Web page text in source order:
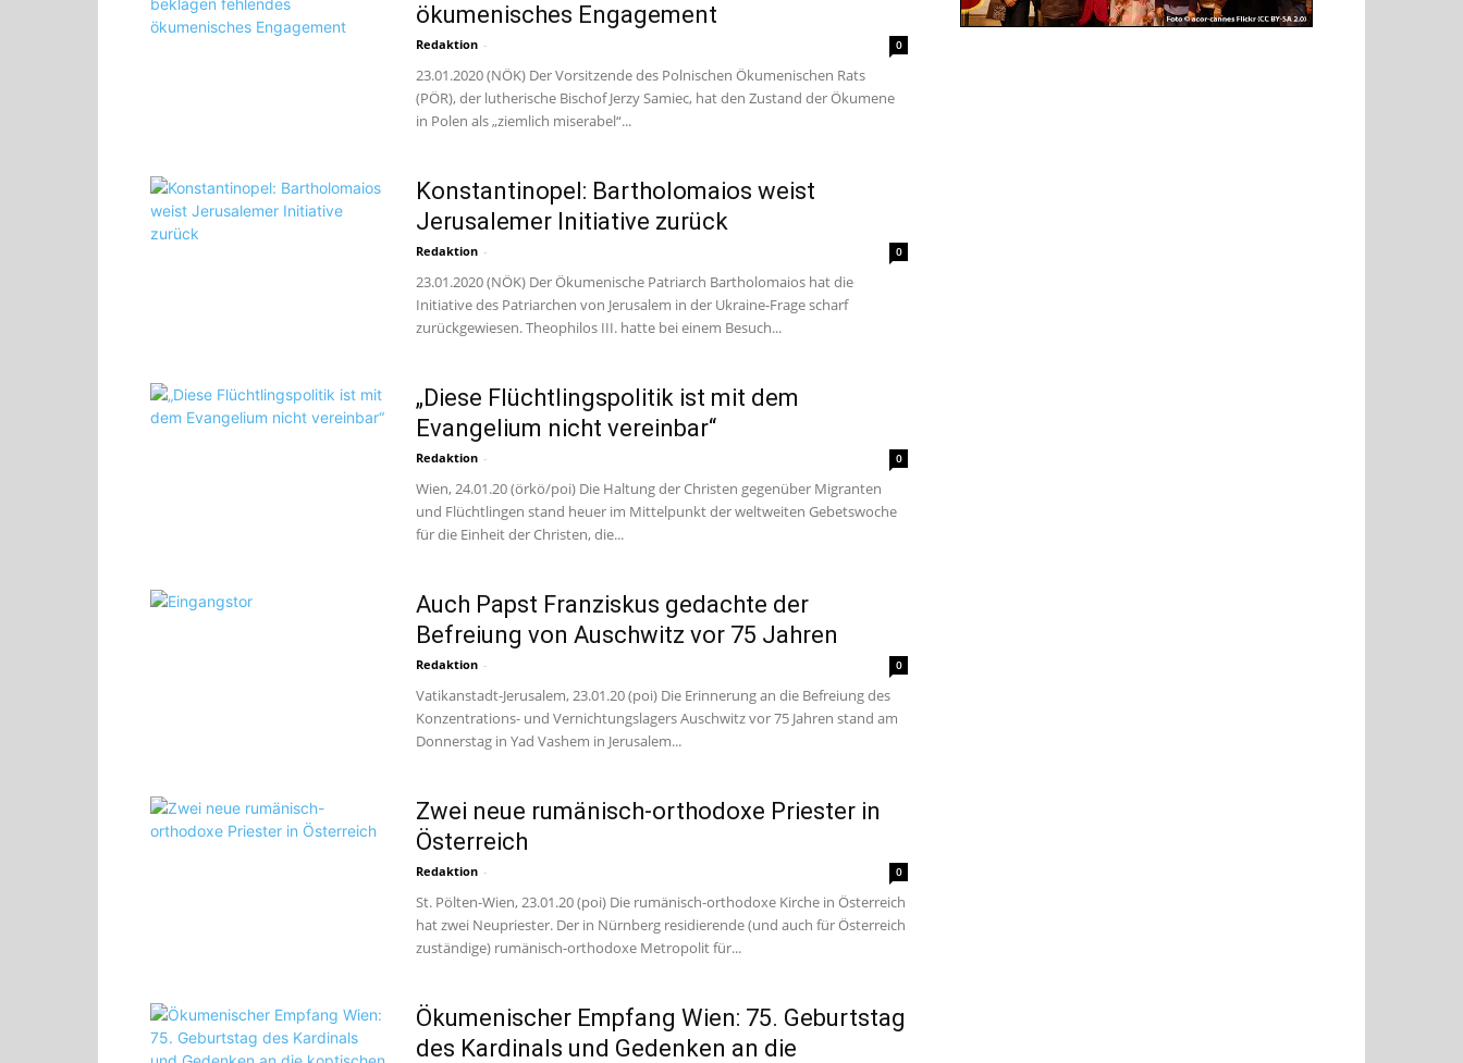
ökumenisches Engagement
Redaktion - 0
23.01.2020 (NÖK) Der Vorsitzende des Polnischen Ökumenischen Rats
(PÖR), der lutherische Bischof Jerzy Samiec, hat den Zustand der Ökumene
in Polen als „ziemlich miserabel“...
Konstantinopel: Bartholomaios weist
Jerusalemer Initiative zurück
Redaktion - 0
23.01.2020 (NÖK) Der Ökumenische Patriarch Bartholomaios hat die
Initiative des Patriarchen von Jerusalem in der Ukraine-Frage scharf
zurückgewiesen. Theophilos III. hatte bei einem Besuch...
„Diese Flüchtlingspolitik ist mit dem
Evangelium nicht vereinbar“
Redaktion - 0
Wien, 24.01.20 (örkö/poi) Die Haltung der Christen gegenüber Migranten
und Flüchtlingen stand heuer im Mittelpunkt der weltweiten Gebetswoche
für die Einheit der Christen, die...
Auch Papst Franziskus gedachte der
Befreiung von Auschwitz vor 75 Jahren
Redaktion - 0
Vatikanstadt-Jerusalem, 23.01.20 (poi) Die Erinnerung an die Befreiung des
Konzentrations- und Vernichtungslagers Auschwitz vor 75 Jahren stand am
Donnerstag in Yad Vashem in Jerusalem...
Zwei neue rumänisch-orthodoxe Priester in
Österreich
Redaktion - 0
St. Pölten-Wien, 23.01.20 (poi) Die rumänisch-orthodoxe Kirche in Österreich
hat zwei Neupriester. Der in Nürnberg residierende (und auch für Österreich
zuständige) rumänisch-orthodoxe Metropolit für...
Ökumenischer Empfang Wien: 75. Geburtstag
des Kardinals und Gedenken an die